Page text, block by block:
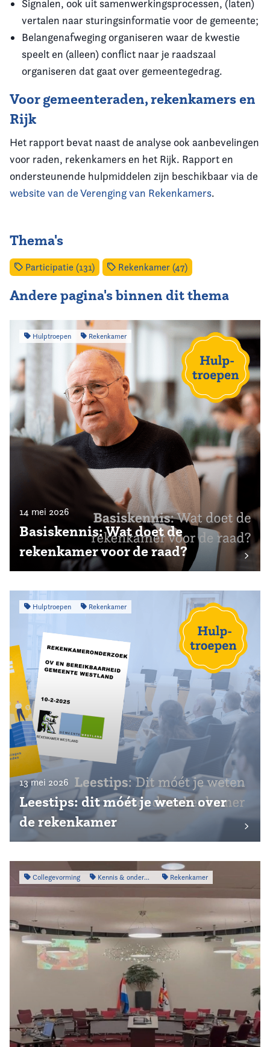
Signalen, ook uit samenwerkingsprocessen, (laten)
vertalen naar sturingsinformatie voor de gemeente;
Belangenafweging organiseren waar de kwestie
speelt en (alleen) conflict naar je raadszaal
organiseren dat gaat over gemeentegedrag.
Voor gemeenteraden, rekenkamers en
Rijk
Het rapport bevat naast de analyse ook aanbevelingen
voor raden, rekenkamers en het Rijk. Rapport en
ondersteunende hulpmiddelen zijn beschikbaar via de
website van de Verenging van Rekenkamers.
Thema's
Participatie (131) Rekenkamer (47)
Andere pagina's binnen dit thema
Hulptroepen Rekenkamer
14 mei 2026
Basiskennis: Wat doet de
rekenkamer voor de raad?
Hulptroepen Rekenkamer
13 mei 2026
Leestips: dit móét je weten over
de rekenkamer
Collegevorming Kennis & onderzoek Rekenkamer